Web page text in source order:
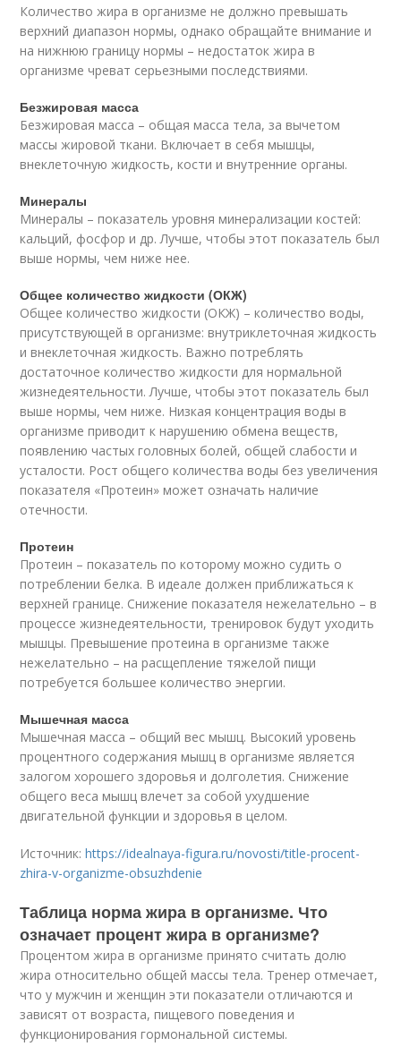
Количество жира в организме не должно превышать
верхний диапазон нормы, однако обращайте внимание и
на нижнюю границу нормы – недостаток жира в
организме чреват серьезными последствиями.
Безжировая масса
Безжировая масса – общая масса тела, за вычетом
массы жировой ткани. Включает в себя мышцы,
внеклеточную жидкость, кости и внутренние органы.
Минералы
Минералы – показатель уровня минерализации костей:
кальций, фосфор и др. Лучше, чтобы этот показатель был
выше нормы, чем ниже нее.
Общее количество жидкости (ОКЖ)
Общее количество жидкости (ОКЖ) – количество воды,
присутствующей в организме: внутриклеточная жидкость
и внеклеточная жидкость. Важно потреблять
достаточное количество жидкости для нормальной
жизнедеятельности. Лучше, чтобы этот показатель был
выше нормы, чем ниже. Низкая концентрация воды в
организме приводит к нарушению обмена веществ,
появлению частых головных болей, общей слабости и
усталости. Рост общего количества воды без увеличения
показателя «Протеин» может означать наличие
отечности.
Протеин
Протеин – показатель по которому можно судить о
потреблении белка. В идеале должен приближаться к
верхней границе. Снижение показателя нежелательно – в
процессе жизнедеятельности, тренировок будут уходить
мышцы. Превышение протеина в организме также
нежелательно – на расщепление тяжелой пищи
потребуется большее количество энергии.
Мышечная масса
Мышечная масса – общий вес мышц. Высокий уровень
процентного содержания мышц в организме является
залогом хорошего здоровья и долголетия. Снижение
общего веса мышц влечет за собой ухудшение
двигательной функции и здоровья в целом.
Источник:https://idealnaya-figura.ru/novosti/title-procent-
zhira-v-organizme-obsuzhdenie
Таблица норма жира в организме. Что
означает процент жира в организме?
Процентом жира в организме принято считать долю
жира относительно общей массы тела. Тренер отмечает,
что у мужчин и женщин эти показатели отличаются и
зависят от возраста, пищевого поведения и
функционирования гормональной системы.